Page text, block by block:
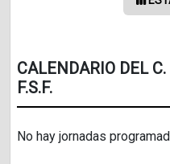
CALENDARIO DEL
F.S.F.
No hay jornadas